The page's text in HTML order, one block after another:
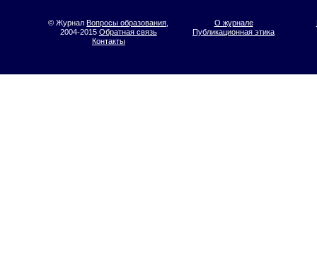
© ЖурналВопросы образования
2004-2015 Обратная связь
О журнале
Публикационная этика
Контакты